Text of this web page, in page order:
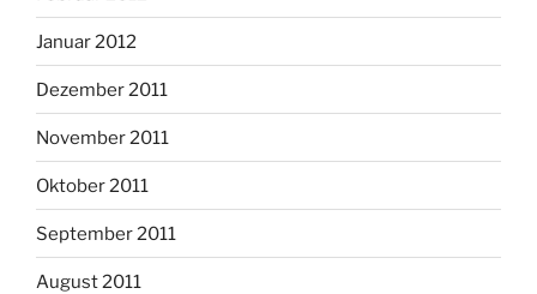
Januar 2012
Dezember 2011
November 2011
Oktober 2011
September 2011
August 2011